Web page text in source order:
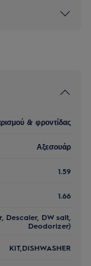
& φροντίδας
Αξεσουάρ
1.59
1.66
Descaler, DW salt,
Deodorizer)
KIT,DISHWASHER